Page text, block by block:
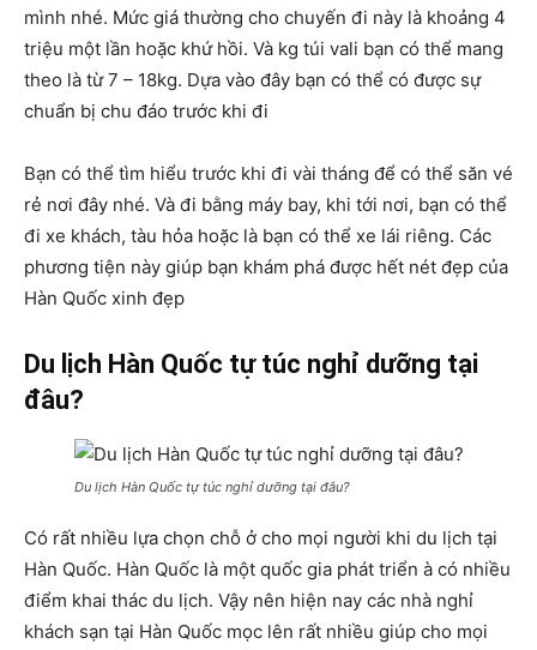
mình nhé. Mức giá thường cho chuyến đi này là khoảng 4
triệu một lần hoặc khứ hồi. Và kg túi vali bạn có thể mang
theo là từ 7 – 18kg. Dựa vào đây bạn có thể có được sự
chuẩn bị chu đáo trước khi đi
Bạn có thể tìm hiểu trước khi đi vài tháng để có thể săn vé
rẻ nơi đây nhé. Và đi bằng máy bay, khi tới nơi, bạn có thể
đi xe khách, tàu hỏa hoặc là bạn có thể xe lái riêng. Các
phương tiện này giúp bạn khám phá được hết nét đẹp của
Hàn Quốc xinh đẹp
Du lịch Hàn Quốc tự túc nghỉ dưỡng tại
đâu?
Du lịch Hàn Quốc tự túc nghỉ dưỡng tại đâu?
Có rất nhiều lựa chọn chỗ ở cho mọi người khi du lịch tại
Hàn Quốc. Hàn Quốc là một quốc gia phát triển à có nhiều
điểm khai thác du lịch. Vậy nên hiện nay các nhà nghỉ
khách sạn tại Hàn Quốc mọc lên rất nhiều giúp cho mọi